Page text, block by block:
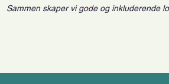
Sammen skaper vi gode og inkluderende